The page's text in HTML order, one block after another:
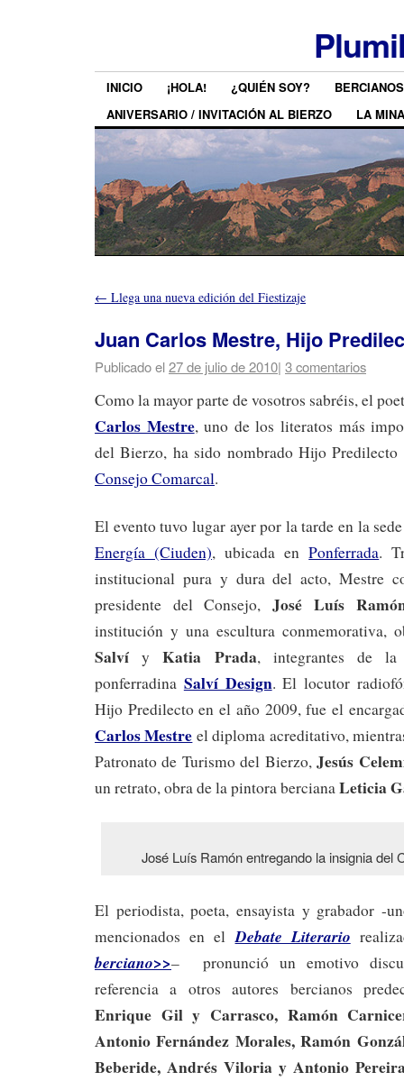
INICIO ¡HOLA! ¿QUIÉN SOY?
ANIVERSARIO / INVITACIÓN AL BIERZO
LA MINA
← Llega una nueva edición del Fiestizaje
Juan Carlos Mestre, Hijo
Publicado el27 de julio de 2010| 3 comentarios
Como la mayor parte de vosotros sabréis, el
Carlos Mestre, uno de los literatos más
del Bierzo, ha sido nombrado Hijo
Consejo Comarcal.
El evento tuvo lugar ayer por la tarde en la
Energía (Ciuden), ubicada enPonferrada.
institucional pura y dura del acto, Mestre
presidente del Consejo,José Luís
institución y una escultura conmemorativa,
Salví yKatia Prada, integrantes de la
ponferradina Salví Design. El locutor
Hijo Predilecto en el año 2009, fue el
Carlos Mestre el diploma acreditativo,
Patronato de Turismo del Bierzo,Jesús
un retrato, obra de la pintora bercianaLeticia
José Luís Ramón entregando la insignia del
El periodista, poeta, ensayista y grabador -
mencionados en el Debate Literario
berciano>>– pronunció un emotivo
referencia a otros autores bercianos
Enrique Gil y Carrasco, Ramón
Antonio Fernández Morales, Ramón
Beberide, Andrés Viloria y Antonio